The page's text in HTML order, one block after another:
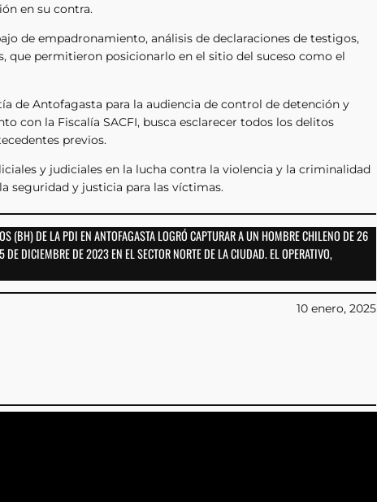
en su contra.
de empadronamiento, análisis de declaraciones de testigos,
que permitieron posicionarlo en el sitio del suceso como el
de Antofagasta para la audiencia de control de detención y
con la Fiscalía SACFI, busca esclarecer todos los delitos
previos.
y judiciales en la lucha contra la violencia y la criminalidad
seguridad y justicia para las víctimas.
(BH) DE LA PDI EN ANTOFAGASTA LOGRÓ CAPTURAR A UN HOMBRE CHILENO DE 26
DICIEMBRE DE 2023 EN EL SECTOR NORTE DE LA CIUDAD. EL OPERATIVO,
10 enero, 2025